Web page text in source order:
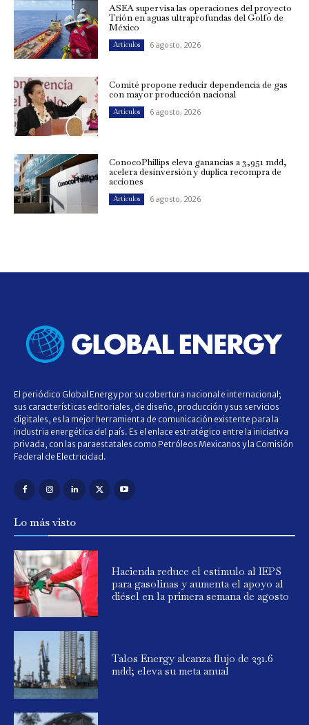
ASEA supervisa las operaciones del proyecto
Trión en aguas ultraprofundas del Golfo de
México
Artículos 6 agosto, 2026
Comité propone reducir dependencia de gas
con mayor producción nacional
Artículos 6 agosto, 2026
ConocoPhillips eleva ganancias a 3,951 mdd,
acelera desinversión y duplica recompra de
acciones
Artículos 6 agosto, 2026
El periódico Global Energy por su cobertura nacional e internacional;
sus características editoriales, de diseño, producción y sus servicios
digitales, es la mejor herramienta de comunicación existente para la
industria energética del país. Es el enlace estratégico entre la iniciativa
privada, con las paraestatales como Petróleos Mexicanos y la Comisión
Federal de Electricidad.
Lo más visto
Hacienda reduce el estímulo al IEPS
para gasolinas y aumenta el apoyo al
diésel en la primera semana de agosto
Talos Energy alcanza flujo de 231.6
mdd; eleva su meta anual